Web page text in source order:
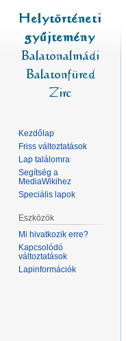
Kezdőlap
Friss változtatások
Lap találomra
Segítség a
MediaWikihez
Speciális lapok
Eszközök
Mi hivatkozik erre?
Kapcsolódó
változtatások
Lapinformációk